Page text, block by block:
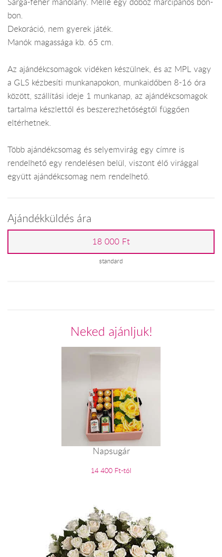
bon.
Dekoráció, nem gyerek játék.
Manók magassága kb. 65 cm.
Az ajándékcsomagok vidéken készülnek, és az MPL vagy
a GLS kézbesíti munkanapokon, munkaidőben 8-16 óra
között, szállítási ideje 1 munkanap, az ajándékcsomagok
tartalma készlettől és beszerezhetőségtől függően
eltérhetnek.
Több ajándékcsomag és selyemvirág egy címre is
rendelhető egy rendelésen belül, viszont élő virággal
együtt ajándékcsomag nem rendelhető.
Ajándékküldés ára
18 000 Ft
standard
Neked ajánljuk!
Napsugár
14 400 Ft-tól